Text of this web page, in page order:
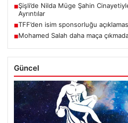
■Şişli’de Nilda Müge Şahin
Ayrıntılar
■TFF’den isim sponsorluğu
■Mohamed Salah daha maça
Güncel